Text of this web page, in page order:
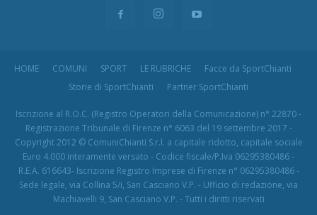
HOME COMUNI SPORT LE RUBRICHE
Facce da SportChianti
Storie di SportChianti
Partner SportChianti
Iscrizione al R.O.C. (Registro Operatori della Comunicazione) n° 22870 -
Registrazione Tribunale di Firenze n° 6063 del 19 settembre 2017 -
Copyright 2012 © ComuniChianti S.r.l. a capitale ridotto, capitale sociale
Euro 4.000 interamente versato - Codice fiscale/P.Iva 06295380486 -
R.E.A. 616643- Iscrizione Registro Imprese di Firenze n° 06295380486 -
Sede legale, via Collina 5/i, San Casciano V.P. - Ufficio di redazione, via
Machiavelli 9, San Casciano V.P. - Tutti i diritti riservati